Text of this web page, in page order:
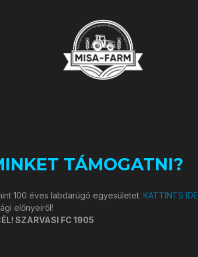
TÁMOGATNI?
100 éves labdarúgó egyesületet. KATTINTS IDE
előnyeiről!
SZARVASI FC 1905